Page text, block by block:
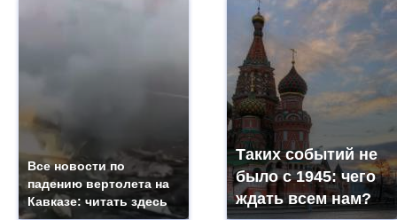
Все новости по
падению вертолета на
Кавказе: читать здесь
Таких событий не
было с 1945: чего
ждать всем нам?